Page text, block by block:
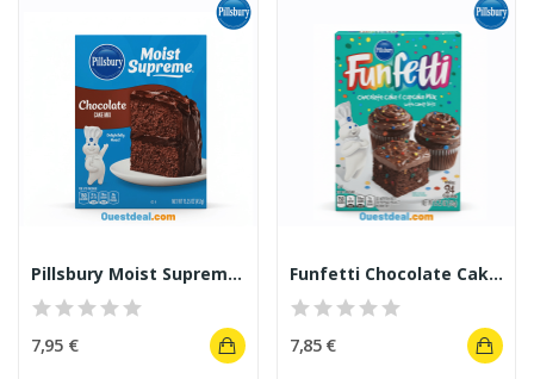
Pillsbury Moist Supreme Chocolate Cake Mix 432 g
7,95 €
Funfetti Chocolate Cake & Cupcake Mix
7,85 €